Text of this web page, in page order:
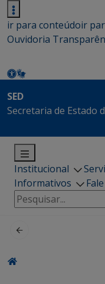
ir para conteúdoir
Ouvidoria
SED
Secretaria de Estado
Institucional
Informativos
Pesquisar
por: